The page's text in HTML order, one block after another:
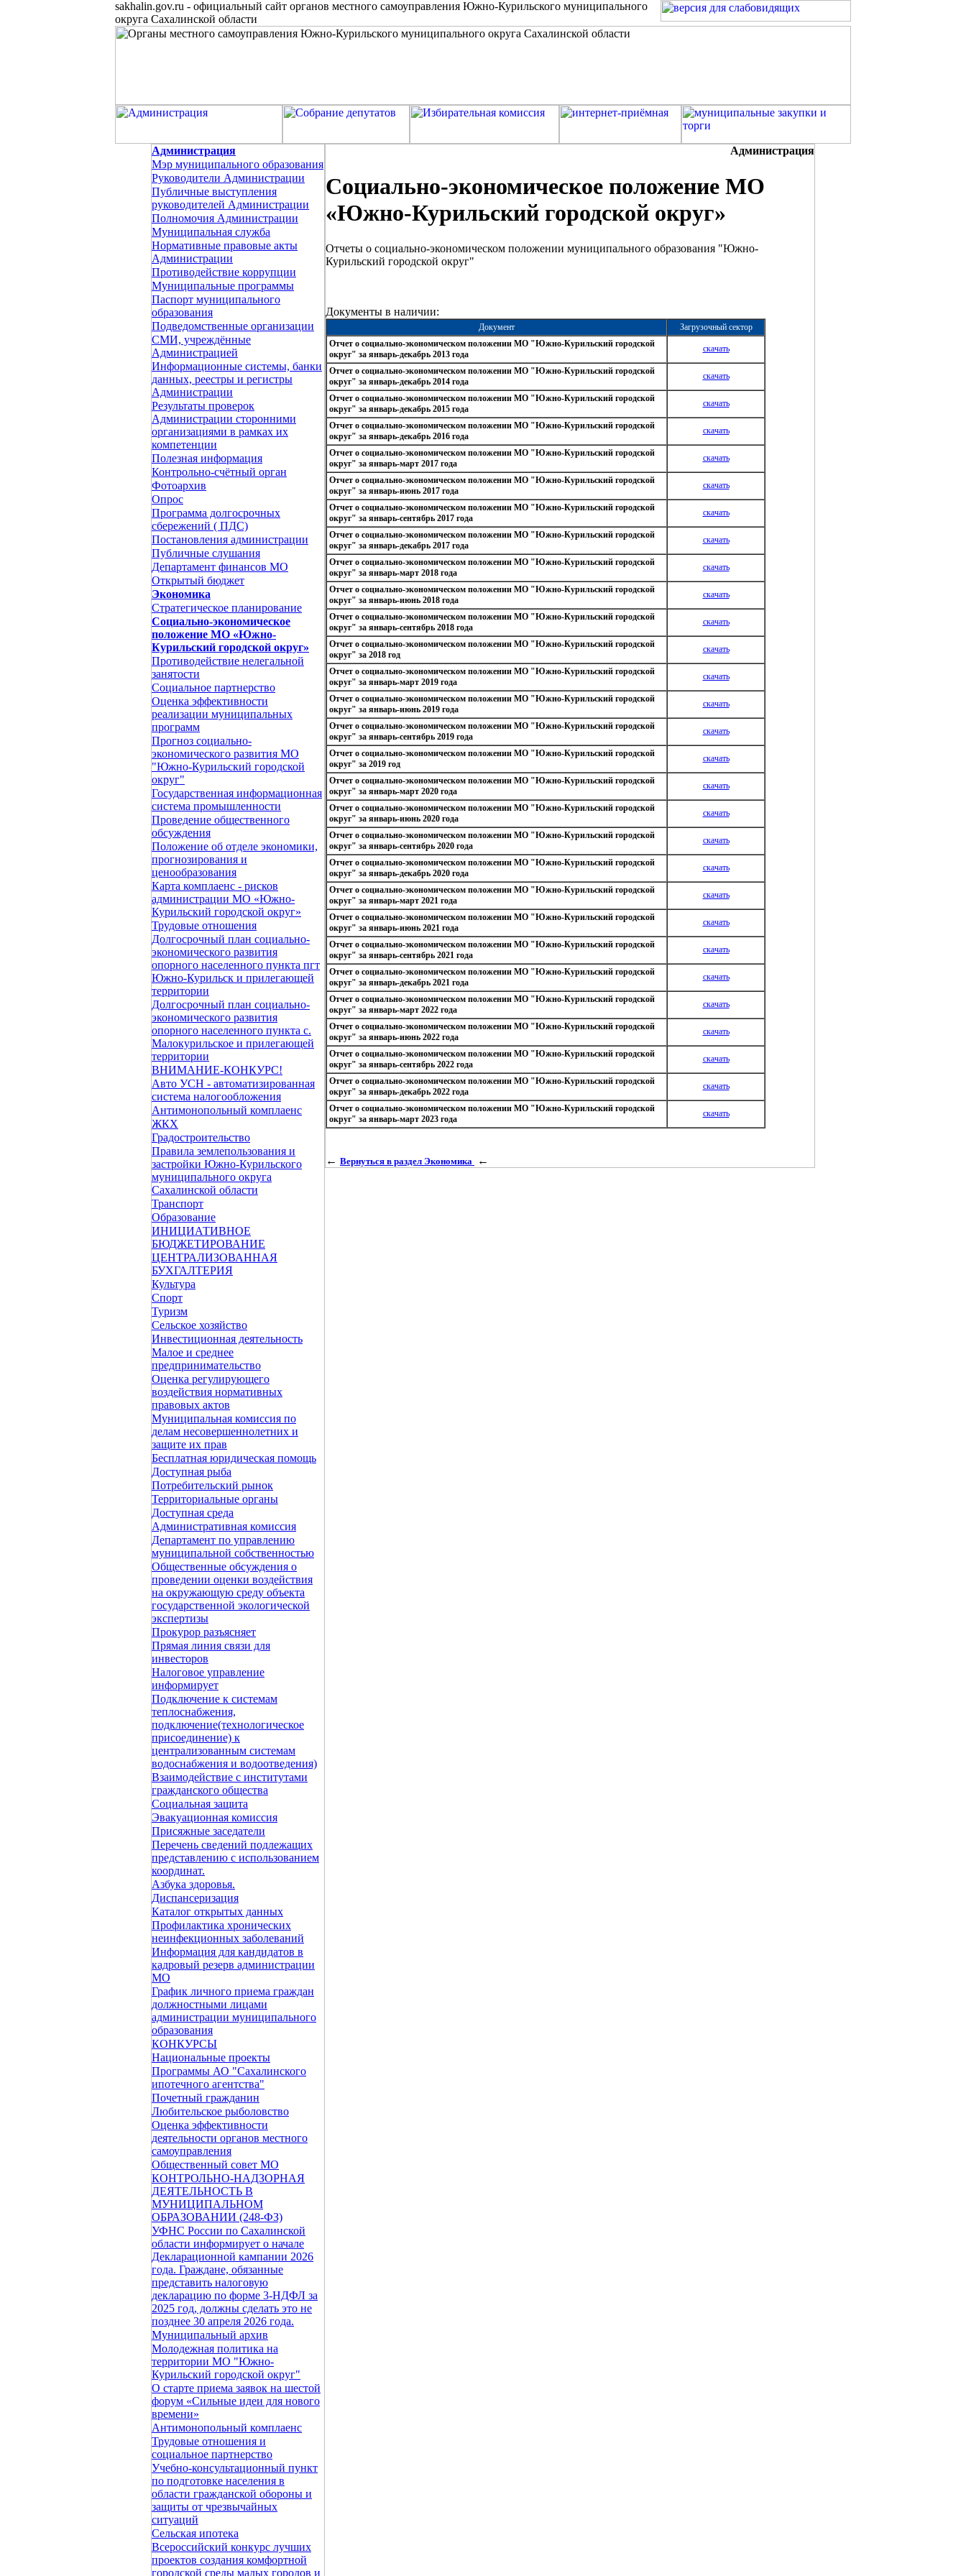
sakhalin.gov.ru - официальный сайт органов местного самоуправления Южно-Курильского муниципального
округа Сахалинской области
Администрация
Мэр муниципального образования
Руководители Администрации
Публичные выступления
руководителей Администрации
Полномочия Администрации
Муниципальная служба
Нормативные правовые акты
Администрации
Противодействие коррупции
Муниципальные программы
Паспорт муниципального
образования
Подведомственные организации
СМИ, учреждённые
Администрацией
Информационные системы, банки
данных, реестры и регистры
Администрации
Результаты проверок
Администрации сторонними
организациями в рамках их
компетенции
Полезная информация
Контрольно-счётный орган
Фотоархив
Опрос
Программа долгосрочных
сбережений ( ПДС)
Постановления администрации
Публичные слушания
Департамент финансов МО
Открытый бюджет
Экономика
Стратегическое планирование
Социально-экономическое
положение МО «Южно-
Курильский городской округ»
Противодействие нелегальной
занятости
Социальное партнерство
Оценка эффективности
реализации муниципальных
программ
Прогноз социально-
экономического развития МО
"Южно-Курильский городской
округ"
Государственная информационная
система промышленности
Проведение общественного
обсуждения
Положение об отделе экономики,
прогнозирования и
ценообразования
Карта комплаенс - рисков
администрации МО «Южно-
Курильский городской округ»
Трудовые отношения
Долгосрочный план социально-
экономического развития
опорного населенного пункта пгт
Южно-Курильск и прилегающей
территории
Долгосрочный план социально-
экономического развития
опорного населенного пункта с.
Малокурильское и прилегающей
территории
ВНИМАНИЕ-КОНКУРС!
Авто УСН - автоматизированная
система налогообложения
Антимонопольный комплаенс
ЖКХ
Градостроительство
Правила землепользования и
застройки Южно-Курильского
муниципального округа
Сахалинской области
Транспорт
Образование
ИНИЦИАТИВНОЕ
БЮДЖЕТИРОВАНИЕ
ЦЕНТРАЛИЗОВАННАЯ
БУХГАЛТЕРИЯ
Культура
Спорт
Туризм
Сельское хозяйство
Инвестиционная деятельность
Малое и среднее
предпринимательство
Оценка регулирующего
воздействия нормативных
правовых актов
Муниципальная комиссия по
делам несовершеннолетних и
защите их прав
Бесплатная юридическая помощь
Доступная рыба
Потребительский рынок
Территориальные органы
Доступная среда
Административная комиссия
Департамент по управлению
муниципальной собственностью
Общественные обсуждения о
проведении оценки воздействия
на окружающую среду объекта
государственной экологической
экспертизы
Прокурор разъясняет
Прямая линия связи для
инвесторов
Налоговое управление
информирует
Подключение к системам
теплоснабжения,
подключение(технологическое
присоединение) к
централизованным системам
водоснабжения и водоотведения)
Взаимодействие с институтами
гражданского общества
Социальная защита
Эвакуационная комиссия
Присяжные заседатели
Перечень сведений подлежащих
представлению с использованием
координат.
Азбука здоровья.
Диспансеризация
Каталог открытых данных
Профилактика хронических
неинфекционных заболеваний
Информация для кандидатов в
кадровый резерв администрации
МО
График личного приема граждан
должностными лицами
администрации муниципального
образования
КОНКУРСЫ
Национальные проекты
Программы АО "Сахалинского
ипотечного агентства"
Почетный гражданин
Любительское рыболовство
Оценка эффективности
деятельности органов местного
самоуправления
Общественный совет МО
КОНТРОЛЬНО-НАДЗОРНАЯ
ДЕЯТЕЛЬНОСТЬ В
МУНИЦИПАЛЬНОМ
ОБРАЗОВАНИИ (248-ФЗ)
УФНС России по Сахалинской
области информирует о начале
Декларационной кампании 2026
года. Граждане, обязанные
представить налоговую
декларацию по форме 3-НДФЛ за
2025 год, должны сделать это не
позднее 30 апреля 2026 года.
Муниципальный архив
Молодежная политика на
территории МО "Южно-
Курильский городской округ"
О старте приема заявок на шестой
форум «Сильные идеи для нового
времени»
Антимонопольный комплаенс
Трудовые отношения и
социальное партнерство
Учебно-консультационный пункт
по подготовке населения в
области гражданской обороны и
защиты от чрезвычайных
ситуаций
Сельская ипотека
Всероссийский конкурс лучших
проектов создания комфортной
городской среды малых городов и
Администрация
Социально-экономическое положение МО
«Южно-Курильский городской округ»
Отчеты о социально-экономическом положении муниципального образования "Южно-
Курильский городской округ"
Документы в наличии:
Документ
Загрузочный сектор
Отчет о социально-экономическом положении МО "Южно-Курильский городской
округ" за январь-декабрь 2013 года
скачать
Отчет о социально-экономическом положении МО "Южно-Курильский городской
округ" за январь-декабрь 2014 года
скачать
Отчет о социально-экономическом положении МО "Южно-Курильский городской
округ" за январь-декабрь 2015 года
скачать
Отчет о социально-экономическом положении МО "Южно-Курильский городской
округ" за январь-декабрь 2016 года
скачать
Отчет о социально-экономическом положении МО "Южно-Курильский городской
округ" за январь-март 2017 года
скачать
Отчет о социально-экономическом положении МО "Южно-Курильский городской
округ" за январь-июнь 2017 года
скачать
Отчет о социально-экономическом положении МО "Южно-Курильский городской
округ" за январь-сентябрь 2017 года
скачать
Отчет о социально-экономическом положении МО "Южно-Курильский городской
округ" за январь-декабрь 2017 года
скачать
Отчет о социально-экономическом положении МО "Южно-Курильский городской
округ" за январь-март 2018 года
скачать
Отчет о социально-экономическом положении МО "Южно-Курильский городской
округ" за январь-июнь 2018 года
скачать
Отчет о социально-экономическом положении МО "Южно-Курильский городской
округ" за январь-сентябрь 2018 года
скачать
Отчет о социально-экономическом положении МО "Южно-Курильский городской
округ" за 2018 год
скачать
Отчет о социально-экономическом положении МО "Южно-Курильский городской
округ" за январь-март 2019 года
скачать
Отчет о социально-экономическом положении МО "Южно-Курильский городской
округ" за январь-июнь 2019 года
скачать
Отчет о социально-экономическом положении МО "Южно-Курильский городской
округ" за январь-сентябрь 2019 года
скачать
Отчет о социально-экономическом положении МО "Южно-Курильский городской
округ" за 2019 год
скачать
Отчет о социально-экономическом положении МО "Южно-Курильский городской
округ" за январь-март 2020 года
скачать
Отчет о социально-экономическом положении МО "Южно-Курильский городской
округ" за январь-июнь 2020 года
скачать
Отчет о социально-экономическом положении МО "Южно-Курильский городской
округ" за январь-сентябрь 2020 года
скачать
Отчет о социально-экономическом положении МО "Южно-Курильский городской
округ" за январь-декабрь 2020 года
скачать
Отчет о социально-экономическом положении МО "Южно-Курильский городской
округ" за январь-март 2021 года
скачать
Отчет о социально-экономическом положении МО "Южно-Курильский городской
округ" за январь-июнь 2021 года
скачать
Отчет о социально-экономическом положении МО "Южно-Курильский городской
округ" за январь-сентябрь 2021 года
скачать
Отчет о социально-экономическом положении МО "Южно-Курильский городской
округ" за январь-декабрь 2021 года
скачать
Отчет о социально-экономическом положении МО "Южно-Курильский городской
округ" за январь-март 2022 года
скачать
Отчет о социально-экономическом положении МО "Южно-Курильский городской
округ" за январь-июнь 2022 года
скачать
Отчет о социально-экономическом положении МО "Южно-Курильский городской
округ" за январь-сентябрь 2022 года
скачать
Отчет о социально-экономическом положении МО "Южно-Курильский городской
округ" за январь-декабрь 2022 года
скачать
Отчет о социально-экономическом положении МО "Южно-Курильский городской
округ" за январь-март 2023 года
скачать
← Вернуться в раздел Экономика ←